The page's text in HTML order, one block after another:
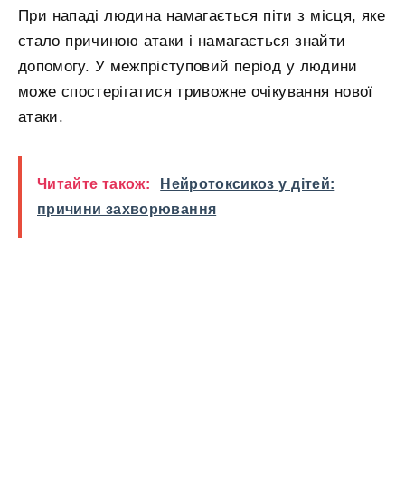
При нападі людина намагається піти з місця, яке
стало причиною атаки і намагається знайти
допомогу. У межпріступовий період у людини
може спостерігатися тривожне очікування нової
атаки.
Читайте також:
Нейротоксикоз у дітей:
причини захворювання